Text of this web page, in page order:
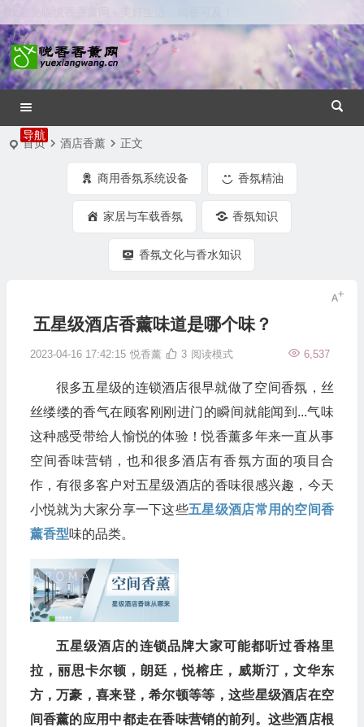
首页 酒店香薰 正文
商用香氛系统设备 香氛精油
家居与车载香氛 香氛知识
香氛文化与香水知识
五星级酒店香薰味道是哪个味？
2023-04-16 17:42:15 悦香薰 6,537
3 阅读模式
很多五星级的连锁酒店很早就做了空间香氛，丝
丝缕缕的香气在顾客刚刚进门的瞬间就能闻到...气味
这种感受带给人愉悦的体验！悦香薰多年来一直从事
空间香味营销，也和很多酒店有香氛方面的项目合
作，有很多客户对五星级酒店的香味很感兴趣，今天
小悦就为大家分享一下这些五星级酒店常用的空间香
薰香型味的品类。
五星级酒店的连锁品牌大家可能都听过香格里
拉，丽思卡尔顿，朗廷，悦榕庄，威斯汀，文华东
方，万豪，喜来登，希尔顿等等，这些星级酒店在空
间香薰的应用中都走在香味营销的前列。这些酒店根